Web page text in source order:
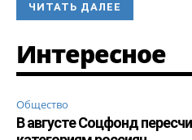
ЧИТАТЬ ДАЛЕЕ
Интересное
Общество
В августе Соцфонд